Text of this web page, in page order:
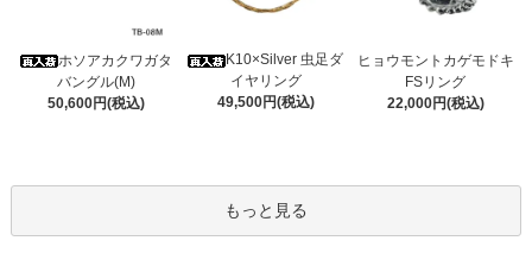
ホソアカクワガタ
バングル(M)
50,600円(税込)
K10×Silver 虫足ダ
イヤリング
49,500円(税込)
ヒョウモントカゲモドキ
FSリング
22,000円(税込)
もっと見る